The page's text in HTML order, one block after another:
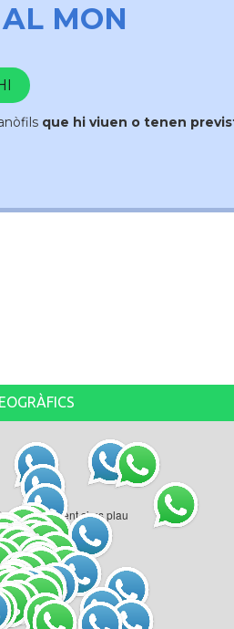
MON
que hi viuen o tenen
un moment si us plau